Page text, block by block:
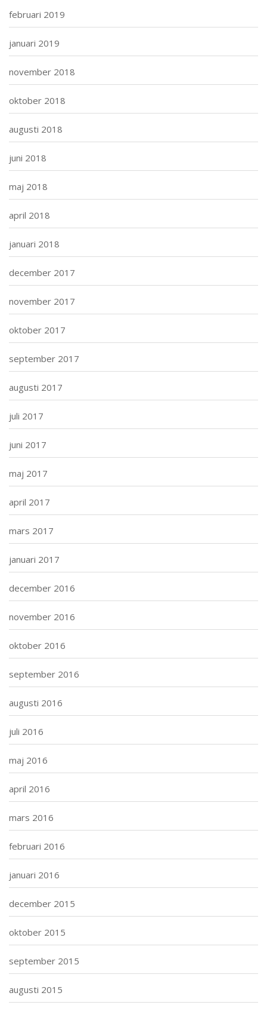
februari 2019
januari 2019
november 2018
oktober 2018
augusti 2018
juni 2018
maj 2018
april 2018
januari 2018
december 2017
november 2017
oktober 2017
september 2017
augusti 2017
juli 2017
juni 2017
maj 2017
april 2017
mars 2017
januari 2017
december 2016
november 2016
oktober 2016
september 2016
augusti 2016
juli 2016
maj 2016
april 2016
mars 2016
februari 2016
januari 2016
december 2015
oktober 2015
september 2015
augusti 2015